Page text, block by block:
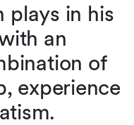
plays in his
an
of
experience